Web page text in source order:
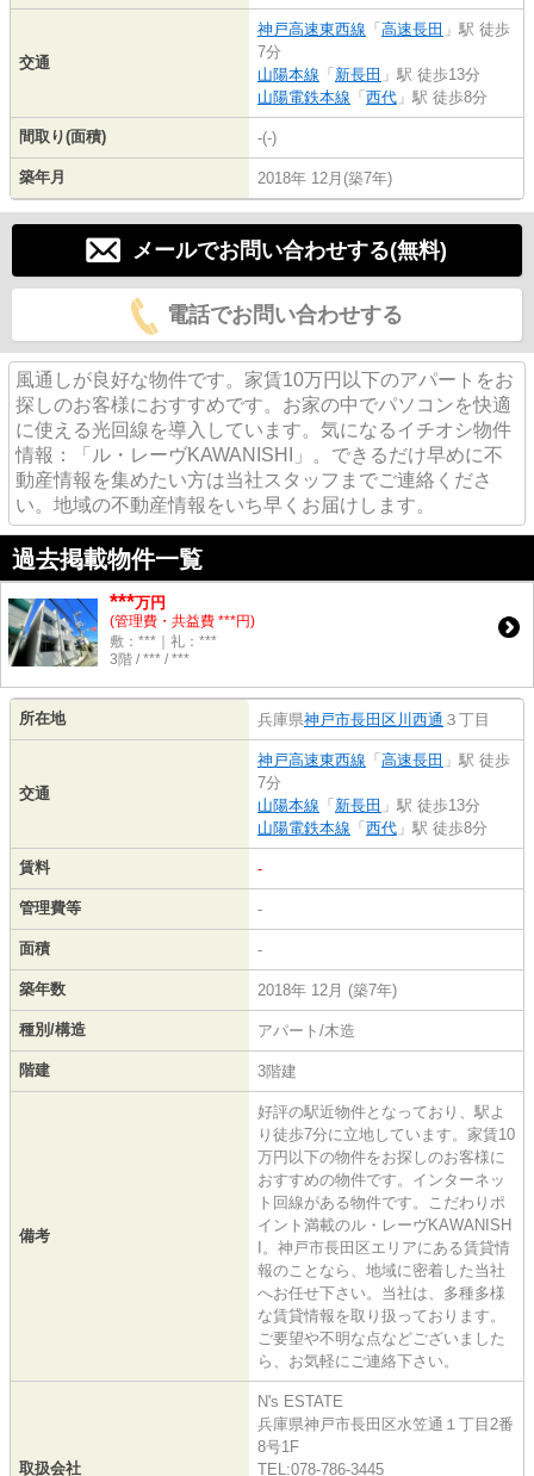
交通
神戸高速東西線 「 高速長田 」駅 徒歩
7分
山陽本線 「 新長田 」駅 徒歩13分
山陽電鉄本線 「 西代 」駅 徒歩8分
間取り(面積) -(-)
築年月 2018年 12月(築7年)
メールでお問い合わせする(無料)
電話でお問い合わせする
風通しが良好な物件です。家賃10万円以下のアパートをお
探しのお客様におすすめです。お家の中でパソコンを快適
に使える光回線を導入しています。気になるイチオシ物件
情報：「ル・レーヴKAWANISHI」。できるだけ早めに不
動産情報を集めたい方は当社スタッフまでご連絡くださ
い。地域の不動産情報をいち早くお届けします。
過去掲載物件一覧
***万円
(管理費・共益費 ***円)
敷：***｜礼：***
3階 / *** / ***
所在地 兵庫県神戸市長田区川西通 ３丁目
交通
神戸高速東西線 「 高速長田 」駅 徒歩
7分
山陽本線 「 新長田 」駅 徒歩13分
山陽電鉄本線 「 西代 」駅 徒歩8分
賃料 -
管理費等 -
面積 -
築年数 2018年 12月 (築7年)
種別/構造 アパート/木造
階建 3階建
備考
好評の駅近物件となっており、駅よ
り徒歩7分に立地しています。家賃10
万円以下の物件をお探しのお客様に
おすすめの物件です。インターネッ
ト回線がある物件です。こだわりポ
イント満載のル・レーヴKAWANISH
I。神戸市長田区エリアにある賃貸情
報のことなら、地域に密着した当社
へお任せ下さい。当社は、多種多様
な賃貸情報を取り扱っております。
ご要望や不明な点などございました
ら、お気軽にご連絡下さい。
取扱会社
N's ESTATE
兵庫県神戸市長田区水笠通１丁目2番
8号1F
TEL:078-786-3445